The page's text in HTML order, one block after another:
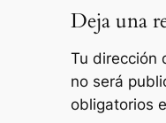
Deja una
Tu dirección
no será
obligatorios